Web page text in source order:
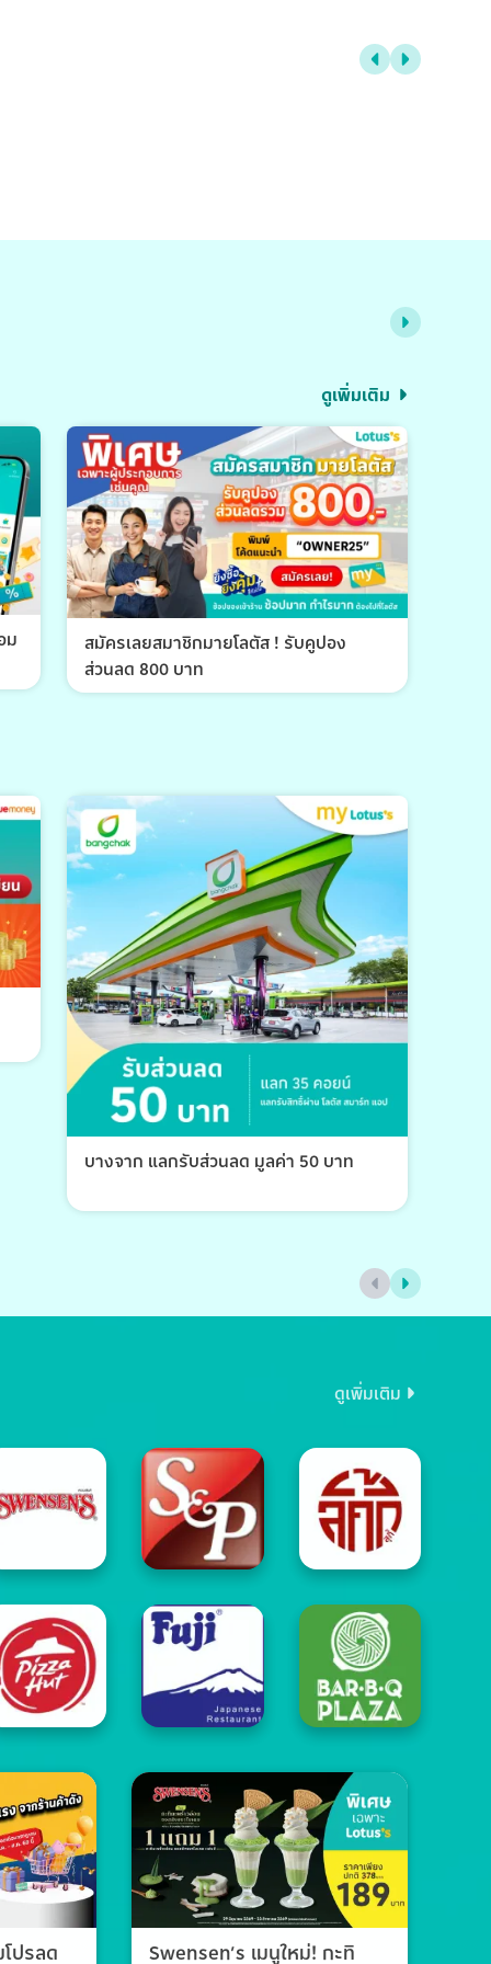
ดูเพิ่มเติม
ม
สมัครเลยสมาชิกมายโลตัส ! รับคูปอง
ส่วนลด 800 บาท
บางจาก แลกรับส่วนลด มูลค่า 50 บาท
ดูเพิ่มเติม
ปรลด
Swensen’s เมนูใหม่! กะทิ